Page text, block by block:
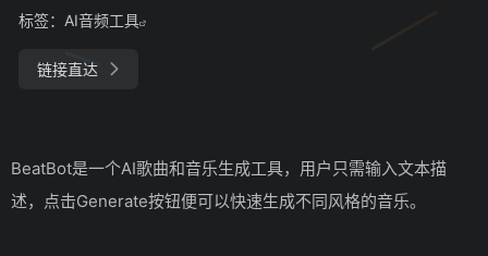
标签： AI音频工具
链接直达
BeatBot是一个AI歌曲和音乐生成工具，用户只需输入文本描
述，点击Generate按钮便可以快速生成不同风格的音乐。